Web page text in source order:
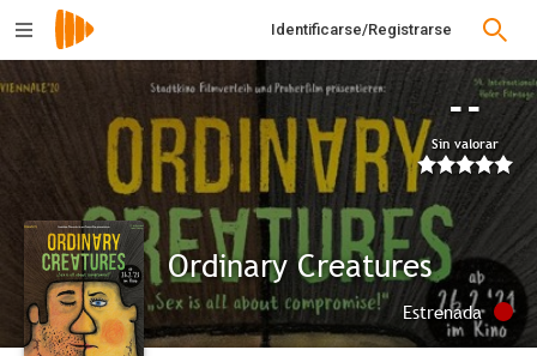
Identificarse/Registrarse
--
Sin valorar
Ordinary Creatures
Estrenada